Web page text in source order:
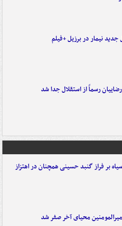
نیمار در برزیل +فیلم
رسماً از استقلال جدا شد
بر فراز گنبد حسینی همچنان در اهتزاز
محیای آخر صفر شد